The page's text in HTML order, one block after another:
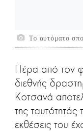
Το αυτόματο
Πέρα από τον
διεθνής
Κοτσανά
της
εκθέσεις του